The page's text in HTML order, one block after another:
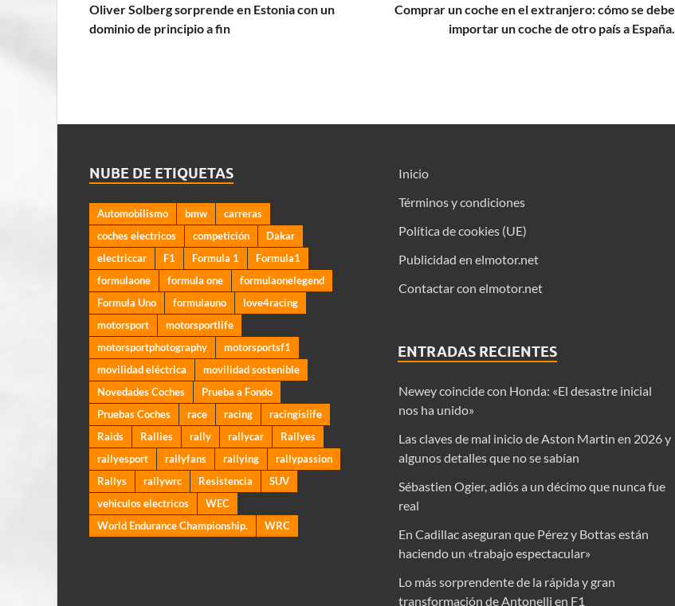
Oliver Solberg sorprende en Estonia con un
dominio de principio a fin
Comprar un coche en el extranjero: cómo se debe
importar un coche de otro país a España.
NUBE DE ETIQUETAS
Automobilismo bmw
carreras
coches electricos
competición
Dakar
electriccar
F1 Formula 1
Formula1
formulaone
formula one
formulaonelegend
Formula Uno
formulauno
love4racing
motorsport
motorsportlife
motorsportphotography
motorsportsf1
movilidad eléctrica
movilidad sostenible
Novedades Coches
Prueba a Fondo
Pruebas Coches
race racing
racingislife
Raids
Rallies rally rallycar
Rallyes
rallyesport
rallyfans rallying
rallypassion
Rallys
rallywrc Resistencia
SUV
vehiculos electricos
WEC
World Endurance Championship.
WRC
Inicio
Términos y condiciones
Política de cookies (UE)
Publicidad en elmotor.net
Contactar con elmotor.net
ENTRADAS RECIENTES
Newey coincide con Honda: «El desastre inicial
nos ha unido»
Las claves de mal inicio de Aston Martin en 2026 y
algunos detalles que no se sabían
Sébastien Ogier, adiós a un décimo que nunca fue
real
En Cadillac aseguran que Pérez y Bottas están
haciendo un «trabajo espectacular»
Lo más sorprendente de la rápida y gran
transformación de Antonelli en F1